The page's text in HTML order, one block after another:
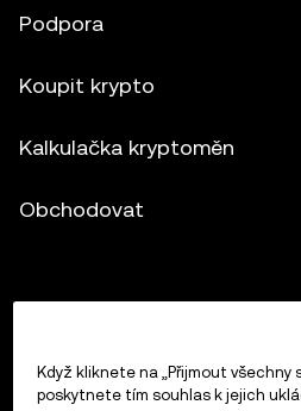
Podpora
Koupit krypto
Kalkulačka kryptoměn
Obchodovat
Když kliknete na „Přijmout všechny
poskytnete tím souhlas k jejich